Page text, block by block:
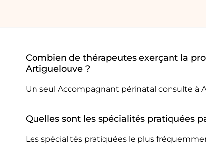
Combien de thérapeutes exerçant la
Artiguelouve ?
Un seul Accompagnant périnatal consulte à
Quelles sont les spécialités pratiquées
Les spécialités pratiquées le plus